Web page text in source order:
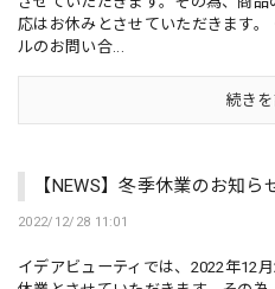
応はお休みとさせていただきます
ルのお問い合...
続き
【NEWS】冬季休業のお知ら
2022/12/28 11:01
イデアビューティでは、2022年12